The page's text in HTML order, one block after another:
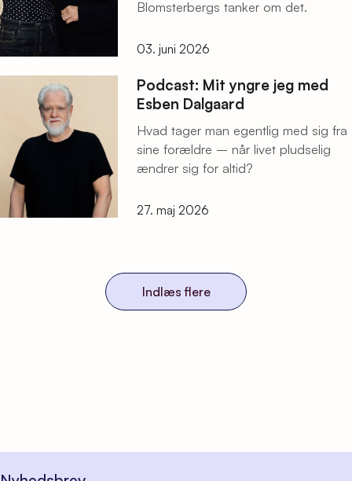
Blomsterbergs tanker om det.
03. juni 2026
Podcast: Mit yngre jeg med
Esben Dalgaard
Hvad tager man egentlig med sig fra
sine forældre – når livet pludselig
ændrer sig for altid?
27. maj 2026
Indlæs flere